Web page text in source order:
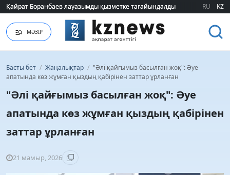
Қайрат Боранбаев лауазымды қызметке тағайындалды
Қайрат Боранбаев лауазымды қызметке тағайындалды RU KZ
МӘЗІР
Басты бет / Жаңалықтар / "Әлі қайғымыз басылған жоқ": Әуе
апатында көз жұмған қыздың қабірінен заттар ұрланған
"Әлі қайғымыз басылған жоқ": Әуе
апатында көз жұмған қыздың қабірінен
заттар ұрланған
21 мамыр, 2026